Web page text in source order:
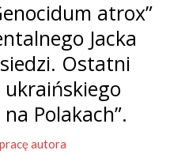
atrox”
Jacka
Ostatni
Polakach”.
autora